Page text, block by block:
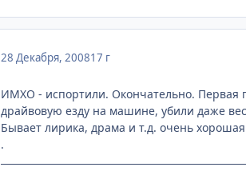
28 Декабря, 200817 г
ИМХО - испортили. Окончательно. Первая
драйвовую езду на машине, убили даже
Бывает лирика, драма и т.д. очень
.